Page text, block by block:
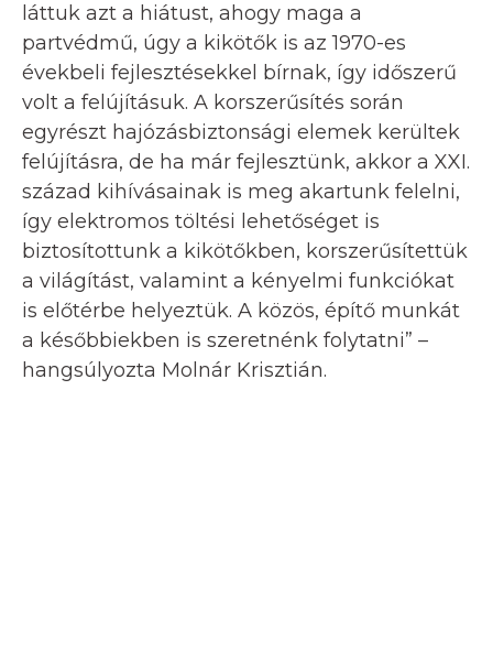
láttuk azt a hiátust, ahogy maga a
partvédmű, úgy a kikötők is az 1970-es
évekbeli fejlesztésekkel bírnak, így időszerű
volt a felújításuk. A korszerűsítés során
egyrészt hajózásbiztonsági elemek kerültek
felújításra, de ha már fejlesztünk, akkor a XXI.
század kihívásainak is meg akartunk felelni,
így elektromos töltési lehetőséget is
biztosítottunk a kikötőkben, korszerűsítettük
a világítást, valamint a kényelmi funkciókat
is előtérbe helyeztük. A közös, építő munkát
a későbbiekben is szeretnénk folytatni” –
hangsúlyozta Molnár Krisztián.